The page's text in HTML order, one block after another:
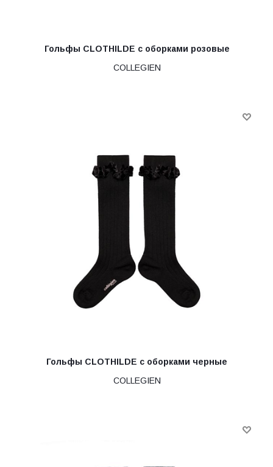
Гольфы CLOTHILDE с оборками розовые
COLLEGIEN
Гольфы CLOTHILDE с оборками черные
COLLEGIEN